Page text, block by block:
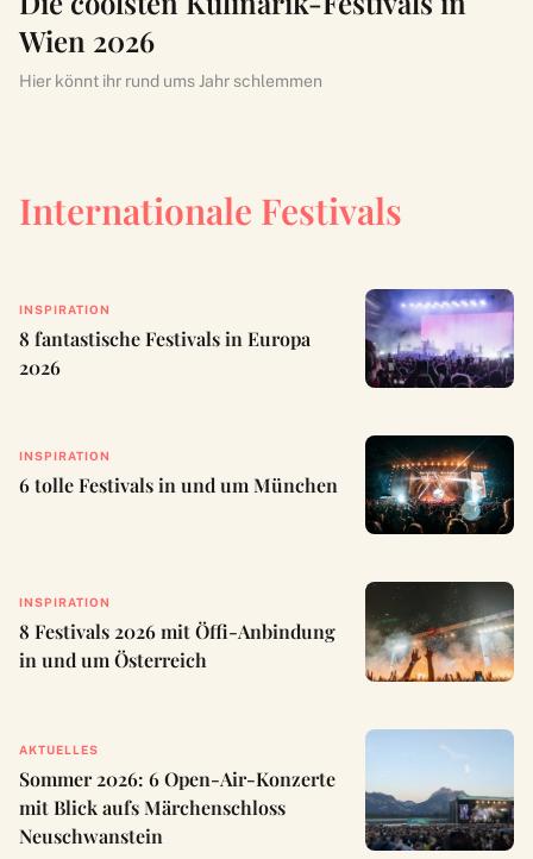
Wien 2026
Hier könnt ihr rund ums Jahr schlemmen
Internationale Festivals
INSPIRATION
8 fantastische Festivals in Europa
2026
INSPIRATION
6 tolle Festivals in und um München
INSPIRATION
8 Festivals 2026 mit Öffi-Anbindung
in und um Österreich
AKTUELLES
Sommer 2026: 6 Open-Air-Konzerte
mit Blick aufs Märchenschloss
Neuschwanstein